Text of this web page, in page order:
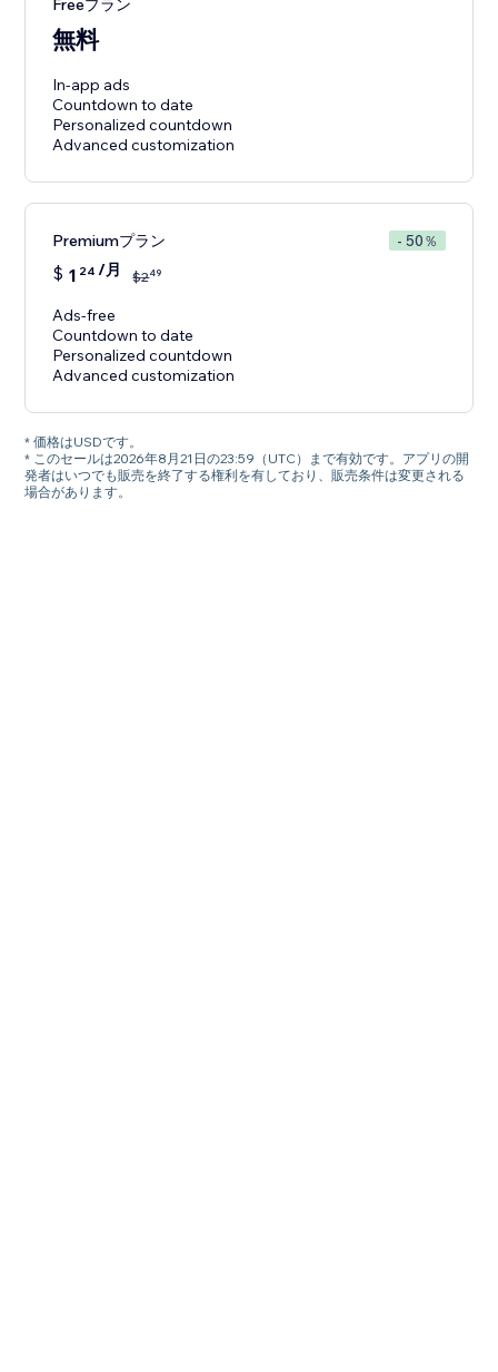
Freeプラン
無料
In-app ads
Countdown to date
Personalized countdown
Premiumプラン - 50％
$ 1 24 /月 $249
Ads-free
Countdown to date
Personalized countdown
Advanced customization
* 価格はUSDです。
* このセールは2026年8月21日の23:59（UTC）まで有効です。アプリの開
発者はいつでも販売を終了する権利を有しており、販売条件は変更される
場合があります。